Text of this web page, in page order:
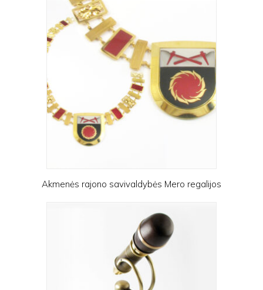
Akmenės rajono savivaldybės Mero regalijos